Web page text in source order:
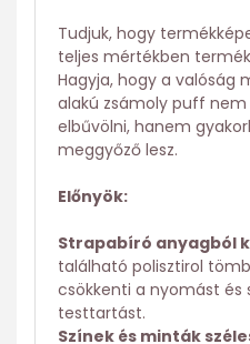
Tudjuk, hogy
teljes mértékben
Hagyja, hogy a valóság
alakú zsámoly puff nem
elbűvölni, hanem
meggyőző lesz.
Előnyök:
Strapabíró anyagból
található polisztirol
csökkenti a nyomást és
testtartást.
Színek és minták